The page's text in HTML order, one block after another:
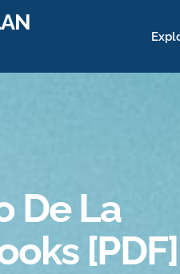
De La
[PDF]